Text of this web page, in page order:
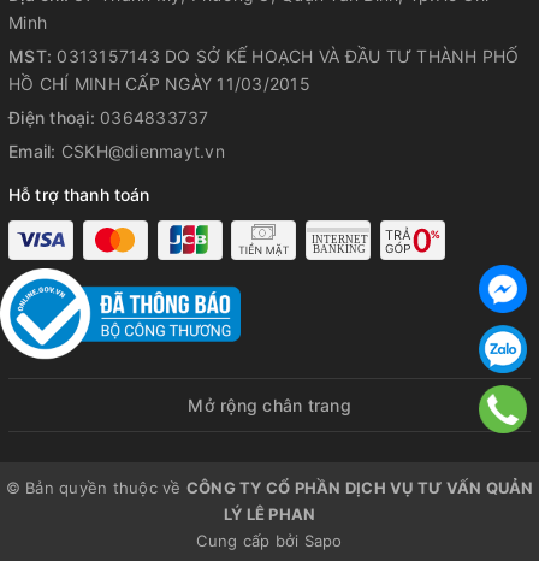
Minh
MST: 0313157143 DO SỞ KẾ HOẠCH VÀ ĐẦU TƯ THÀNH PHỐ
HỒ CHÍ MINH CẤP NGÀY 11/03/2015
Điện thoại: 0364833737
Email: CSKH@dienmayt.vn
Hỗ trợ thanh toán
Mở rộng chân trang
© Bản quyền thuộc về CÔNG TY CỔ PHẦN DỊCH VỤ TƯ VẤN QUẢN
LÝ LÊ PHAN
Cung cấp bởi Sapo